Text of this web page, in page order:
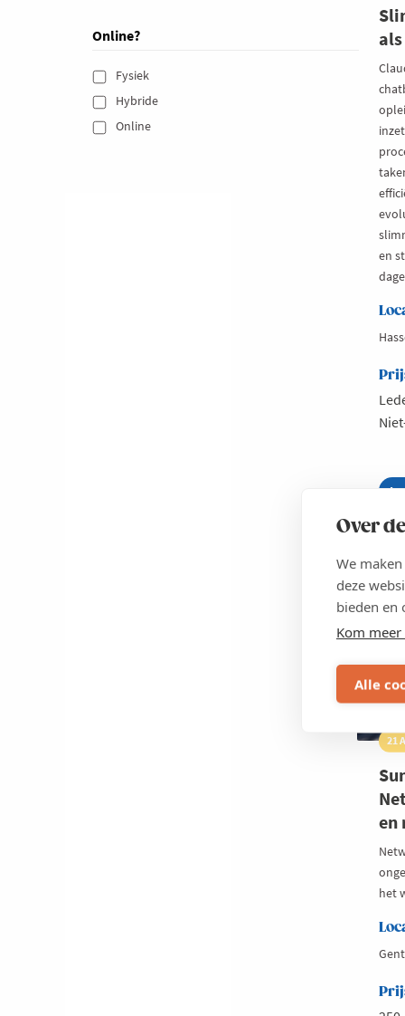
Over
We
deze
bieden en
Kom
Alle
Online?
Fysiek
Hybride
Online
en
als
OOST-
21
en
het
Gent